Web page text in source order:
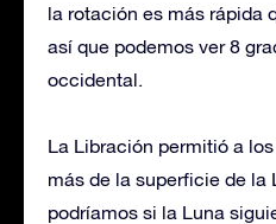
la rotación es más rápida
así que podemos ver 8
occidental.
La Libración permitió a
más de la superficie de la
podríamos si la Luna